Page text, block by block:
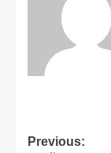
Previous: